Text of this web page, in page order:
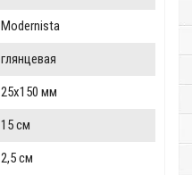
Modernista
глянцевая
25x150 мм
15 см
2,5 см